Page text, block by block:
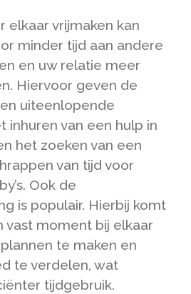
elkaar vrijmaken kan
minder tijd aan andere
en uw relatie meer
Hiervoor geven de
uiteenlopende
inhuren van een hulp in
het zoeken van een
van tijd voor
Ook de
is populair. Hierbij komt
vast moment bij elkaar
te maken en
te verdelen, wat
tijdgebruik.